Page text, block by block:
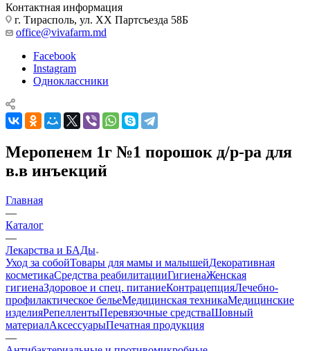
Контактная информация
г. Тирасполь, ул. ХХ Партсъезда 58Б
office@vivafarm.md
Facebook
Instagram
Одноклассники
Меропенем 1г №1 порошок д/р-ра для
в.в инъекций
Главная
—
Каталог
—
Лекарства и БАДы
Уход за собойТовары для мамы и малышейДекоративная
косметикаСредства реабилитацииГигиенаЖенская
гигиенаЗдоровое и спец. питаниеКонтрацепцияЛечебно-
профилактическое бельеМедицинская техникаМедицинские
изделияРепеллентыПеревязочные средстваШовный
материалАксессуарыПечатная продукция
—